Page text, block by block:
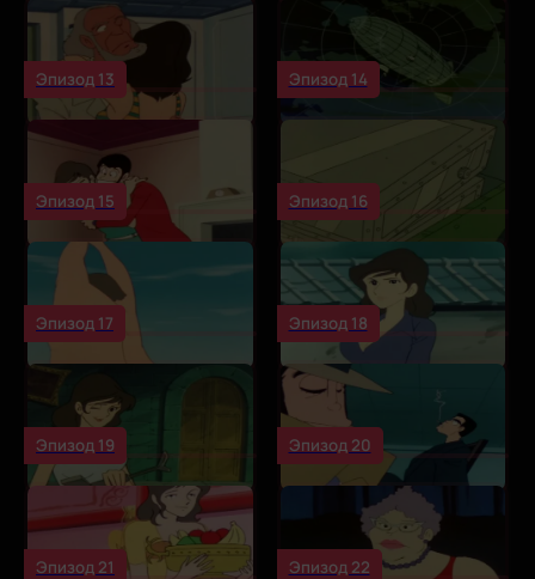
Эпизод 13 Эпизод 14
Эпизод 15 Эпизод 16
Эпизод 17 Эпизод 18
Эпизод 19 Эпизод 20
Эпизод 21 Эпизод 22